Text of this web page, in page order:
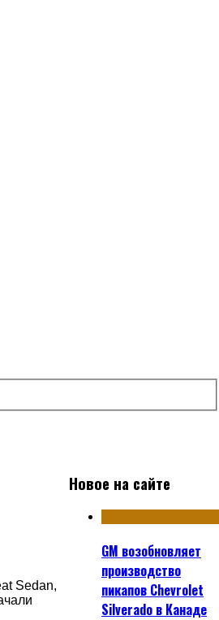
Sedan,
Новое на сайте
GM возобновляет
производство
пикапов Chevrolet
Silverado в Канаде